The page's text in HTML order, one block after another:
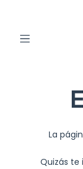
La
Quizás te